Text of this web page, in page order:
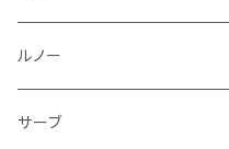
その他
ポルシェ
ヒュンダイ
フォルクスワーゲン
ボルボ
ホイール
泥除け
ガソリンタンク
フロントワイパー
リアバンパー
エンジン系
ウインカー
ワイパー
ミラー
ブレーキランプ
ウインカー
トランクマット
ワイパー
フロアマット
ルノー
フロアマット
サーブ